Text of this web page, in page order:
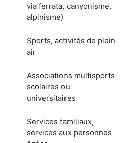
via ferrata, canyonisme,
alpinisme)
Sports, activités de plein
air
Associations multisports
scolaires ou
universitaires
Services familiaux,
services aux personnes